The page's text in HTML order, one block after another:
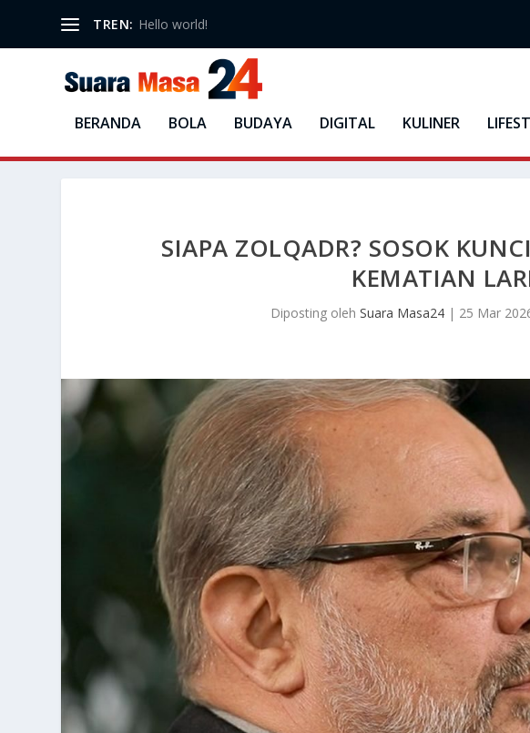
TREN: Hello world!
BERANDA BOLA BUDAYA DIGITAL KULINER
SIAPA ZOLQADR? SOSOK
KEMATIAN
Diposting olehSuara Masa24 | 25 Mar